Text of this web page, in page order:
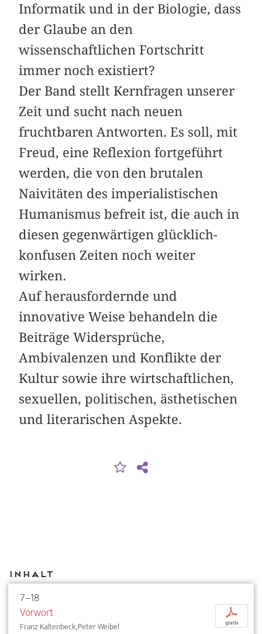
Informatik und in der Biologie, dass
der Glaube an den
wissenschaftlichen Fortschritt
immer noch existiert?
Der Band stellt Kernfragen unserer
Zeit und sucht nach neuen
fruchtbaren Antworten. Es soll, mit
Freud, eine Reflexion fortgeführt
werden, die von den brutalen
Naivitäten des imperialistischen
Humanismus befreit ist, die auch in
diesen gegenwärtigen glücklich-
konfusen Zeiten noch weiter
wirken.
Auf herausfordernde und
innovative Weise behandeln die
Beiträge Widersprüche,
Ambivalenzen und Konflikte der
Kultur sowie ihre wirtschaftlichen,
sexuellen, politischen, ästhetischen
und literarischen Aspekte.
Inhalt
7–18
Vorwort
Franz Kaltenbeck, Peter Weibel
p
gratis